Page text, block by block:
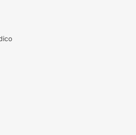
receptores diferentes do D2
explicar parte dos outros
Espera-se que a ação
se inicie entre 8